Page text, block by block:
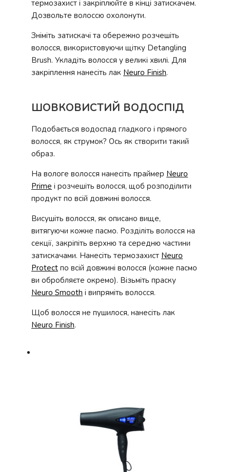
термозахист і закріплюйте в кінці затискачем.
Дозвольте волоссю охолонути.
Зніміть затискачі та обережно розчешіть
волосся, використовуючи щітку Detangling
Brush. Укладіть волосся у великі хвилі. Для
закріплення нанесіть лак Neuro Finish.
ШОВКОВИСТИЙ ВОДОСПІД
Подобається водоспад гладкого і прямого
волосся, як струмок? Ось як створити такий
образ.
На вологе волосся нанесіть праймер Neuro
Prime і розчешіть волосся, щоб розподілити
продукт по всій довжині волосся.
Висушіть волосся, як описано вище,
витягуючи кожне пасмо. Розділіть волосся на
секції, закріпіть верхню та середню частини
затискачами. Нанесіть термозахист Neuro
Protect по всій довжині волосся (кожне пасмо
ви обробляєте окремо). Візьміть праску
Neuro Smooth і випряміть волосся.
Щоб волосся не пушилося, нанесіть лак
Neuro Finish.